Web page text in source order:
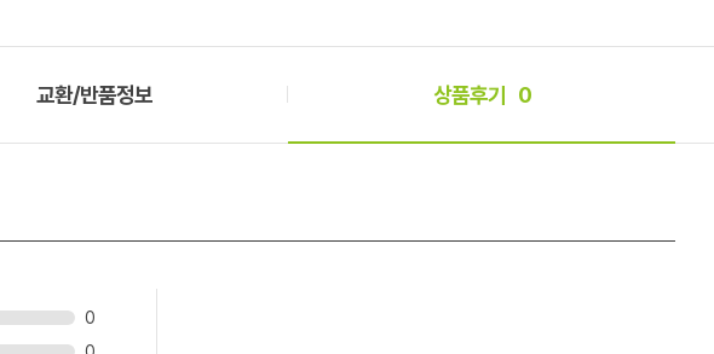
교환/반품정보 상품후기 0
0